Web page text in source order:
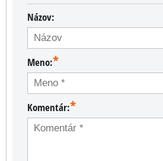
Názov:
Meno:*
Komentár:*